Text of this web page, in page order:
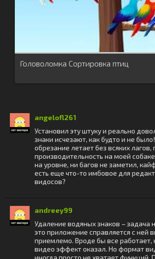
Головоломка Сортировка птиц
angelofl261
Установил эту штуку и реально
знаки исчезают, как будто и не
обрезание летает без всяких лагов,
производительность на моей
на уровне, ни багов не заметил,
есть еще что-то имбовое для
видосов?
andreey99
Удаление водяных знаков – задача
это приложение справляется с ней
приемлемо. Вроде бы все работает,
видео эффект оказал. Но формат
иногда просто не хватает функций.